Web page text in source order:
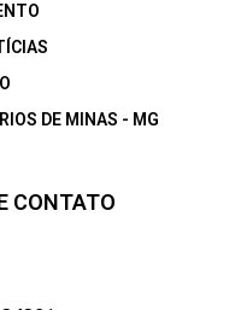
DE MINAS - MG
CONTATO